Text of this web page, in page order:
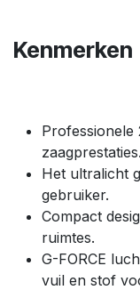
Kenmerken
zaagprestaties.
Het ultralicht
gebruiker.
Compact
ruimtes.
G-FORCE
vuil en stof